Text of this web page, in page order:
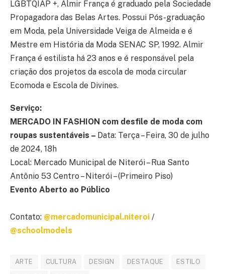
LGBTQIAP +, Almir França é graduado pela Sociedade
Propagadora das Belas Artes. Possui Pós-graduação
em Moda, pela Universidade Veiga de Almeida e é
Mestre em História da Moda SENAC SP, 1992. Almir
França é estilista há 23 anos e é responsável pela
criação dos projetos da escola de moda circular
Ecomoda e Escola de Divines.
Serviço:
MERCADO IN FASHION com desfile de moda com
roupas sustentáveis – Data: Terça – Feira, 30 de julho
de 2024, 18h
Local: Mercado Municipal de Niterói – Rua Santo
Antônio 53 Centro – Niterói – (Primeiro Piso)
Evento Aberto ao Público
Contato: @mercadomunicipal.niteroi /
@schoolmodels
ARTE CULTURA DESIGN DESTAQUE ESTILO